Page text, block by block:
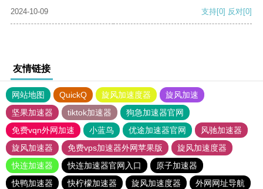
2024-10-09
支持[0] 反对[0]
友情链接
网站地图 QuickQ 旋风加速度器
旋风加速
坚果加速器
tiktok加速器
狗急加速器官网
免费vqn外网加速
小蓝鸟 优途加速器官网
风驰加速器
旋风加速器
免费vps加速器外网苹果版
旋风加速度器
快连加速器
快连加速器官网入口
原子加速器
快鸭加速器
快柠檬加速器 旋风加速度器
外网网址导航